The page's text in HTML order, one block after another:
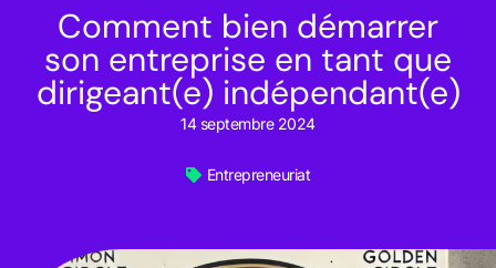
Comment bien démarrer
son entreprise en tant que
dirigeant(e) indépendant(e)
14 septembre 2024
Entrepreneuriat